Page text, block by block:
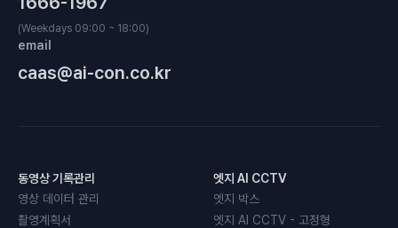
(Weekdays 09:00 ~ 18:00)
email
caas@ai-con.co.kr
동영상 기록관리
영상 데이터 관리
촬영계획서
엣지 AI CCTV
엣지 박스
엣지 AI CCTV - 고정형